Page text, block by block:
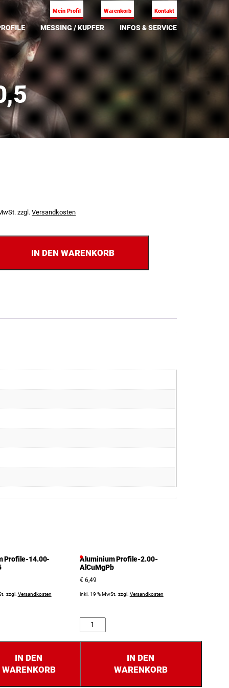
Mein Profil Warenkorb Kontakt
MESSING / KUPFER INFOS & SERVICE
zzgl.Versandkosten
IN DEN WARENKORB
Profile-14.00-
zzgl. Versandkosten
IN DEN
WARENKORB
Aluminium Profile-2.00-
AlCuMgPb
€6,49
inkl. 19 % MwSt. zzgl. Versandkosten
Anzahl
IN DEN
WARENKORB